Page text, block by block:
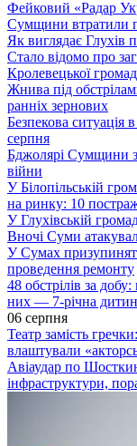
Фейковий «Радар
Сумщини втратили
Як виглядає Глухів
Стало відомо про
Кролевецької
Жнива під
ранніх зернових
Безпекова ситуація
серпня
Бджолярі Сумщини
війни
У Білопільській
на ринку: 10
У Глухівській
Вночі Суми
У Сумах
проведення ремонту
48 обстрілів за
них — 7-річна
06 серпня
Театр замість
влаштували
Авіаудар по
інфраструктури,